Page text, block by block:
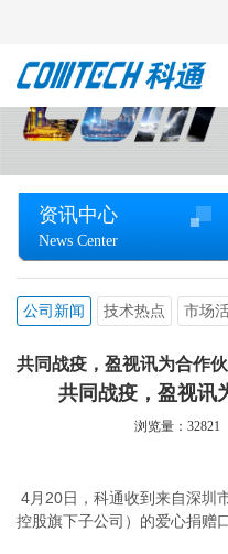
资讯中心
News Center
公司新闻 技术热点 市场
共同战疫，盈视讯为合作
共同战疫，盈视讯
浏览量： 32821
4月20日，科通收到来自深圳
控股旗下子公司）的爱心捐赠